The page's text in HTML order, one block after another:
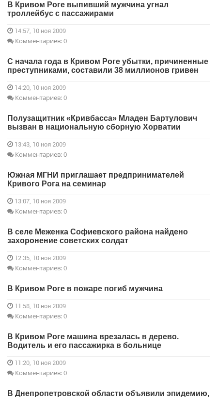
В Кривом Роге выпивший мужчина угнал
троллейбус с пассажирами
14:57, 10 ноя 2009
Комментариев: 0
С начала года в Кривом Роге убытки, причиненные
преступниками, составили 38 миллионов гривен
14:20, 10 ноя 2009
Комментариев: 0
Полузащитник «Кривбасса» Младен Бартулович
вызван в национальную сборную Хорватии
13:43, 10 ноя 2009
Комментариев: 0
Южная МГНИ приглашает предпринимателей
Кривого Рога на семинар
13:07, 10 ноя 2009
Комментариев: 0
В селе Меженка Софиевского района найдено
захоронение советских солдат
12:35, 10 ноя 2009
Комментариев: 0
В Кривом Роге в пожаре погиб мужчина
11:58, 10 ноя 2009
Комментариев: 0
В Кривом Роге машина врезалась в дерево.
Водитель и его пассажирка в больнице
11:20, 10 ноя 2009
Комментариев: 0
В Днепропетровской области объявили эпидемию,